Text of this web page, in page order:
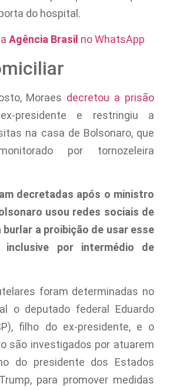
do hospital.
Agência Brasil no WhatsApp
Moraes decretou a prisão
presidente e restringiu a
na casa de Bolsonaro, que
por tornozeleira
decretadas após o ministro
usou redes sociais de
a proibição de usar esse
por intermédio de
foram determinadas no
o deputado federal Eduardo
filho do ex-presidente, e o
são investigados por atuarem
do presidente dos Estados
para promover medidas